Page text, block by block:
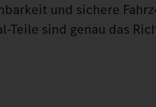
und sichere
Teile sind genau das